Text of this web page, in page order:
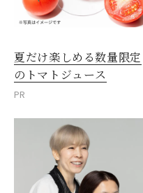
夏だけ楽しめる数量限定
のトマトジュース
PR